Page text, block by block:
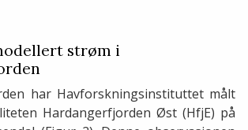
strøm i
har Havforskningsinstituttet målt
Hardangerfjorden Øst (HfjE) på